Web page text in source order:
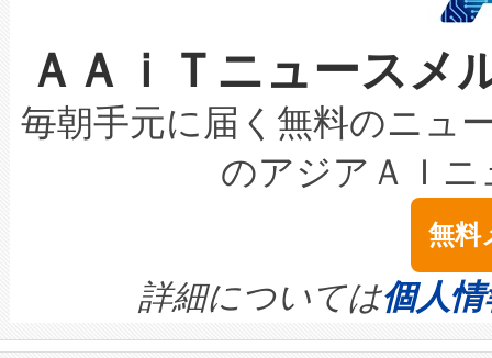
取得できる可能性もあります
設には、3億～4億ドルかか
最高経営責任者（CEO）であ
す。「当社のfully-connected
ームを利用すれば、6,000万
きます。この効率性は、フェ
限を超えて利用可能な電力容
持できるよう貢献します。こ
ービスレベル契約（SLA）違
テリー性能の劣化によるダウ
念は、現在データセンターが
ます。 Voltaiq provides a
quality and reliability for AI
BESS stack to ensure battery
なレーザースポットにより、
な環境下でも豊かなディテー
キロメートル範囲を検出
LiDAR for Inspections,
は1535 nmレーザーを搭載。
イズの小径化を実現すること
す。ノーマルモードでは、
ートル先まで検出でき、これ
ＡＡｉＴニュース
毎朝手元に届く無料のニュ
のアジアＡＩ
無料
詳細については個人